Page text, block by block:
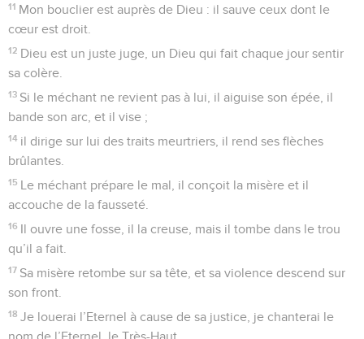
2 Eternel, notre Seigneur, que ton nom est magnifique sur
toute la terre ! Ta majesté domine le ciel.
3 *Par la bouche des enfants et des nourrissons, tu as fondé
ta gloire pour confondre tes adversaires, pour réduire au
silence l’ennemi, l’homme avide de vengeance.
4 Quand je contemple le ciel, œuvre de tes mains, la lune et
les étoiles que tu y as placées,
5 je dis : * « Qu’est-ce que l’homme, pour que tu te
souviennes de lui, et le fils de l’homme, pour que tu prennes
soin de lui ? »
6 Tu l’as fait de peu inférieur à Dieu et tu l’as couronné de
gloire et d’honneur.
7 Tu lui as donné la domination sur ce que tes mains ont fait,
tu as tout mis sous ses pieds,
8 les brebis comme les bœufs, et même les animaux
sauvages,